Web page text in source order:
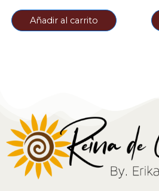
Añadir al carrito